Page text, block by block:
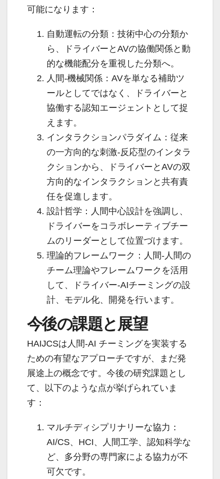
可能になります：
自動運転の分類：技術中心の分類か
ら、ドライバーとAVの協働関係と動
的な機能配分を重視した分類へ。
人間-機械関係：AVを単なる補助ツ
ールとしてではなく、ドライバーと
協働する認知エージェントとして捉
えます。
インタラクションパラダイム：従来
の一方向的な刺激-反応型のインタラ
クションから、ドライバーとAVの双
方向的なインタラクションと共有責
任を促進します。
設計哲学：人間中心設計を強調し、
ドライバーをコラボレーティブチー
ムのリーダーとして位置づけます。
理論的フレームワーク：人間-人間の
チーム理論やフレームワークを活用
して、ドライバー-AIチーミングの設
計、モデル化、開発を行います。
今後の課題と展望
HAIJCSは人間-AI チーミングを実装する
ための有望なアプローチですが、まだ発
展途上の概念です。今後の研究課題とし
て、以下のような点が挙げられていま
す：
マルチディシプリナリーな協力：
AI/CS、HCI、人間工学、認知科学な
ど、多分野の専門家による協力が不
可欠です。